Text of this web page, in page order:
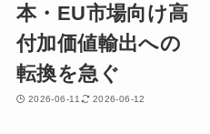
本・EU市場向け高
付加価値輸出への
転換を急ぐ
2026-06-11 2026-06-12